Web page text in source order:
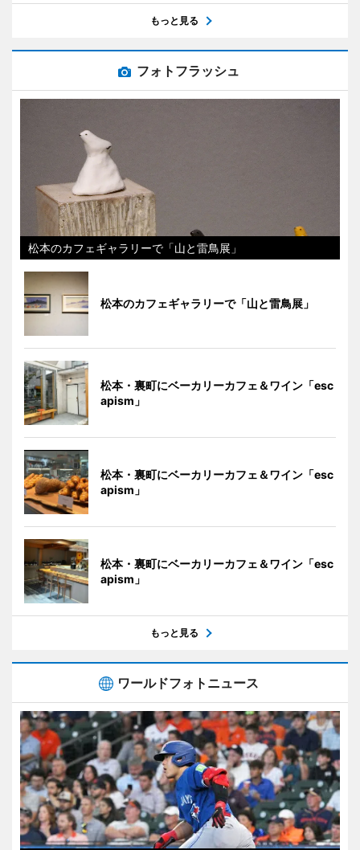
もっと見る
フォトフラッシュ
松本のカフェギャラリーで「山と雷鳥展」
松本のカフェギャラリーで「山と雷鳥展」
松本・裏町にベーカリーカフェ＆ワイン「esc
apism」
松本・裏町にベーカリーカフェ＆ワイン「esc
apism」
松本・裏町にベーカリーカフェ＆ワイン「esc
apism」
もっと見る
ワールドフォトニュース